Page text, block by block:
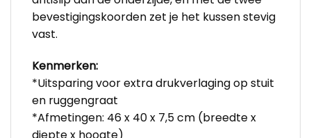
bevestigingskoorden zet je het kussen stevig
vast.
Kenmerken:
*Uitsparing voor extra drukverlaging op stuit
en ruggengraat
*Afmetingen: 46 x 40 x 7,5 cm (breedte x
diepte x hoogte)